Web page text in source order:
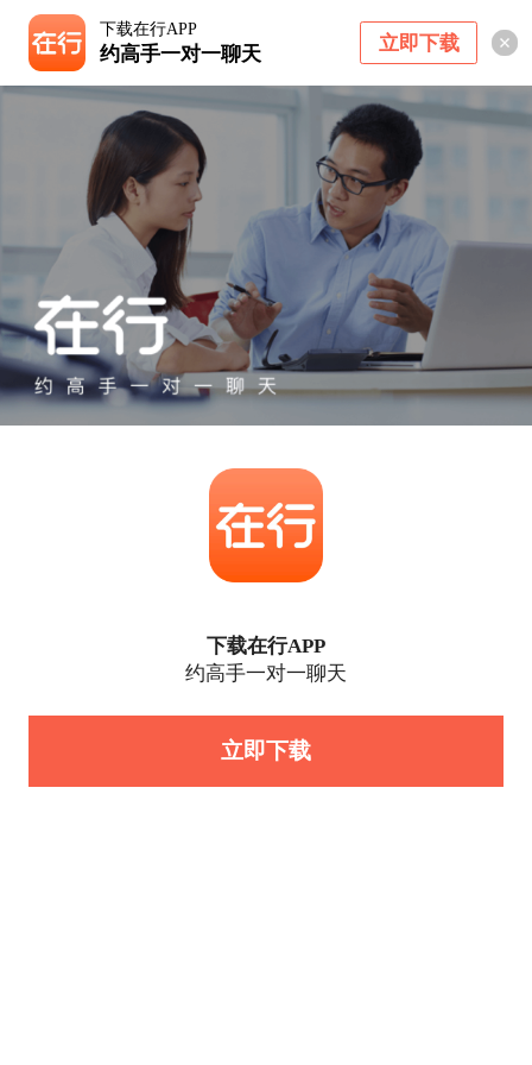
下载在行APP
约高手一对一聊天 立即下载
下载在行APP
约高手一对一聊天
立即下载